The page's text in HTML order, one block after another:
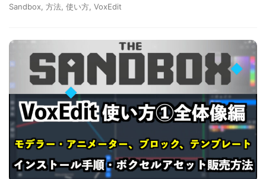
Sandbox 方法 使い方 VoxEdit